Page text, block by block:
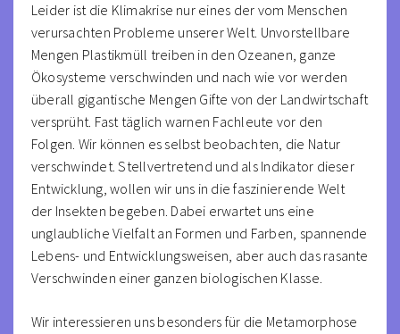
Leider ist die Klimakrise nur eines der vom Menschen
verursachten Probleme unserer Welt. Unvorstellbare
Mengen Plastikmüll treiben in den Ozeanen, ganze
Ökosysteme verschwinden und nach wie vor werden
überall gigantische Mengen Gifte von der Landwirtschaft
versprüht. Fast täglich warnen Fachleute vor den
Folgen. Wir können es selbst beobachten, die Natur
verschwindet. Stellvertretend und als Indikator dieser
Entwicklung, wollen wir uns in die faszinierende Welt
der Insekten begeben. Dabei erwartet uns eine
unglaubliche Vielfalt an Formen und Farben, spannende
Lebens- und Entwicklungsweisen, aber auch das rasante
Verschwinden einer ganzen biologischen Klasse.
Wir interessieren uns besonders für die Metamorphose